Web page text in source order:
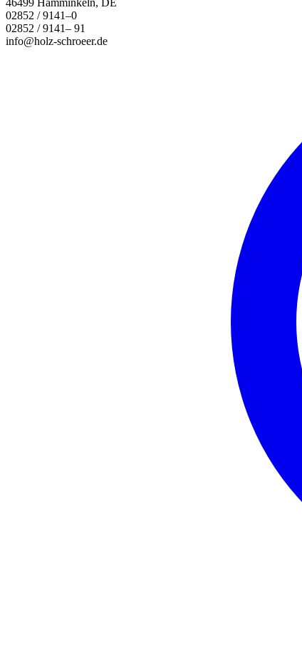
02852 / 9141–0
02852 / 9141– 91
info@holz-schroeer.de